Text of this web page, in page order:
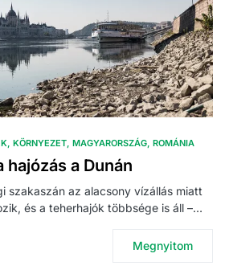
KÖRNYEZET MAGYARORSZÁG ROMÁNIA
hajózás a Dunán
szakaszán az alacsony vízállás miatt
és a teherhajók többsége is áll –…
Megnyitom